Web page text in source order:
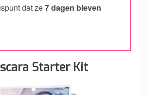
dat ze7 dagen bleven
Starter Kit